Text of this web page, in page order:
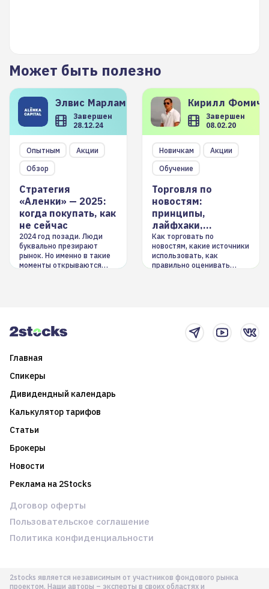
Может быть полезно
Элвис Марламов
Завершен
28.12.24
Опытным
Акции
Обзор
Стратегия
«Аленки» — 2025:
когда покупать, как
не сейчас
2024 год позади. Люди
буквально презирают
рынок. Но именно в такие
моменты открываются
Кирилл
Завершен
08.02.20
Новичкам
Акции
Обучение
Торговля по
новостям:
принципы,
лайфхаки,
инструменты
Как торговать по
новостям, какие источники
использовать, как
правильно оценивать
Главная
Спикеры
Дивидендный календарь
Калькулятор тарифов
Статьи
Брокеры
Новости
Реклама на 2Stocks
2stocks является независимым от участников фондового рынка
проектом. Наши авторы – эксперты в своих областях и
Договор оферты
Пользовательское соглашение
Политика конфиденциальности